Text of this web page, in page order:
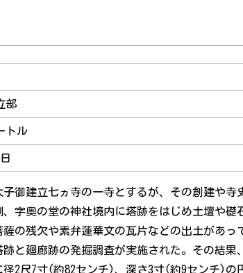
部
トル
御建立七ヵ寺の一寺とするが、その創建や
字奥の堂の神社境内に塔跡をはじめ土壇や礎
の残欠や素弁蓮華文の瓦片などの出土があっ
と廻廊跡の発掘調査が実施された。その結
2尺7寸(約82センチ)、深さ3寸(約9センチ)の